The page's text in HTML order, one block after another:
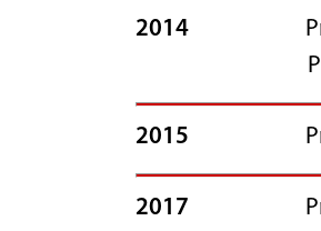
2014
Premiere
2015
2017